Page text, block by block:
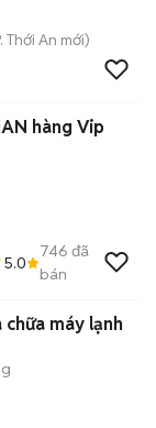
Thới An mới)
hàng Vip
5.0
746 đã
bán
máy lạnh